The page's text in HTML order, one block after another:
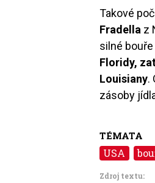
Takové
Fradella z
silné
Floridy,
Louisiany.
zásoby
TÉMATA
USA
Zdroj textu: